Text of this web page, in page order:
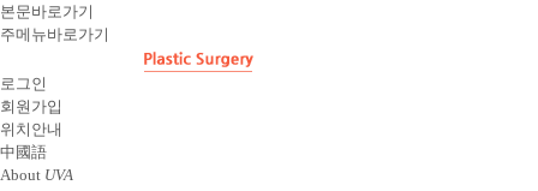
본문바로가기
주메뉴바로가기
로그인
회원가입
위치안내
中國語
About UVA